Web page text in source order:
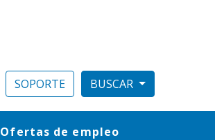
SOPORTE
Ofertas de empleo